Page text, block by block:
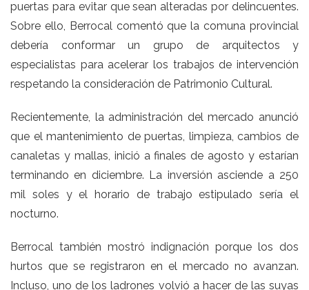
puertas para evitar que sean alteradas por delincuentes.
Sobre ello, Berrocal comentó que la comuna provincial
debería conformar un grupo de arquitectos y
especialistas para acelerar los trabajos de intervención
respetando la consideración de Patrimonio Cultural.
Recientemente, la administración del mercado anunció
que el mantenimiento de puertas, limpieza, cambios de
canaletas y mallas, inició a finales de agosto y estarían
terminando en diciembre. La inversión asciende a 250
mil soles y el horario de trabajo estipulado sería el
nocturno.
Berrocal también mostró indignación porque los dos
hurtos que se registraron en el mercado no avanzan.
Incluso, uno de los ladrones volvió a hacer de las suyas